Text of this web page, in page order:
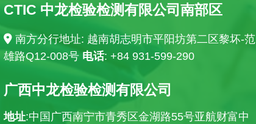
CTIC 中龙检验检测有限公司南部区
南方分行地址: 越南胡志明市平阳坊第二区黎坏-范
雄路Q12-008号 电话: +84 931-599-290
广西中龙检验检测有限公司
地址:中国广西南宁市青秀区金湖路55号亚航财富中